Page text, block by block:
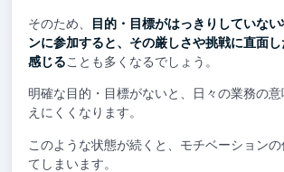
そのため、
目的・目標がはっきりしていな
ンに参加すると、その厳しさや挑戦に直面
感じることも多くなるでしょう。
明確な目的・目標がないと、日々の業務の
えにくくなります。
このような状態が続くと、モチベーション
てしまいます。